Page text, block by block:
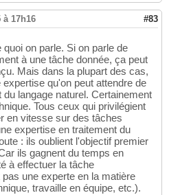
à 17h16 #83
on parle. Si on parle de
à une tâche donnée, ça peut
Mais dans la plupart des cas,
qu'on peut attendre de
langage naturel. Certainement
Tous ceux qui privilégient
en vitesse sur des tâches
expertise en traitement du
: ils oublient l'objectif premier
ils gagnent du temps en
à effectuer la tâche
une experte en la matière
travaille en équipe, etc.).